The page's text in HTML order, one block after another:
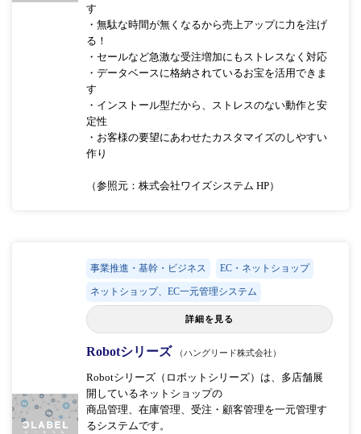
す
・無駄な時間が無くなるから売上アップに力を注げ
る！
・セールなど急激な受注増加にもストレスなく対応
・データベースに格納されているお宝を活用できま
す
・インストール型だから、ストレスのない動作と安
定性
・お客様の要望にあわせたカスタマイズのしやすい
作り
（参照元：株式会社ワイズシステム HP）
事業推進・基幹・ビジネス EC・ネットショップ
ネットショップ、EC一元管理システム
詳細を見る
Robotシリーズ （ハングリード株式会社）
Robotシリーズ（ロボットシリーズ）は、多店舗展
開しているネットショップの
商品管理、在庫管理、受注・顧客管理を一元管理す
るシステムです。